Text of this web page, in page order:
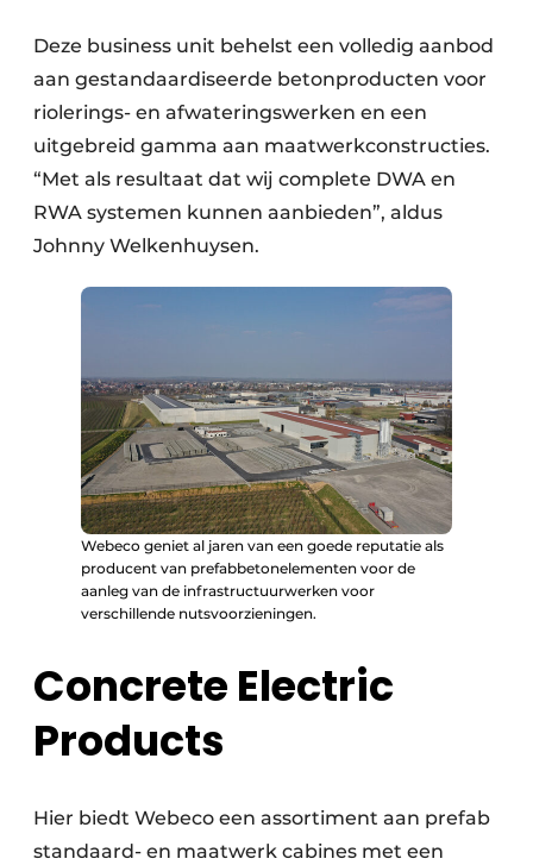
Deze business unit behelst een volledig aanbod
aan gestandaardiseerde betonproducten voor
riolerings- en afwateringswerken en een
uitgebreid gamma aan maatwerkconstructies.
“Met als resultaat dat wij complete DWA en
RWA systemen kunnen aanbieden”, aldus
Johnny Welkenhuysen.
Webeco geniet al jaren van een goede reputatie als
producent van prefabbetonelementen voor de
aanleg van de infrastructuurwerken voor
verschillende nutsvoorzieningen.
Concrete Electric
Products
Hier biedt Webeco een assortiment aan prefab
standaard- en maatwerk cabines met een